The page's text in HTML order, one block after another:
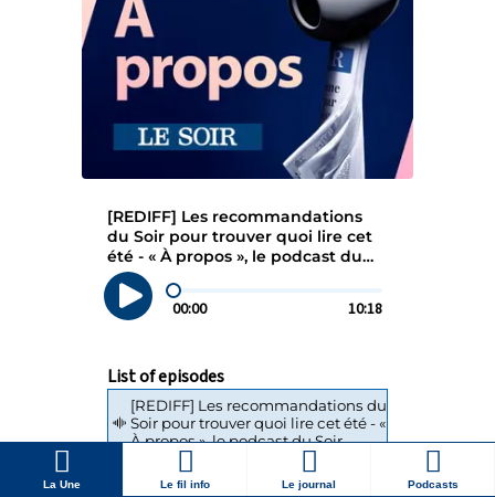
La Une Le fil info Le journal Podcasts